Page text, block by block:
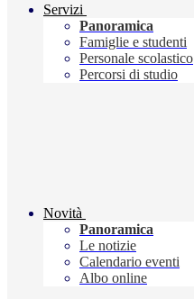
Servizi
Panoramica
Famiglie e studenti
Personale scolastico
Percorsi di studio
Novità
Panoramica
Le notizie
Calendario eventi
Albo online